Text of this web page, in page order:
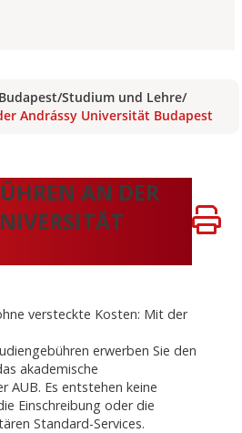
/Studium und Lehre/
Andrássy Universität Budapest
AN DER
versteckte Kosten: Mit der
erwerben Sie den
akademische
AUB. Es entstehen keine
Einschreibung oder die
Standard-Services.